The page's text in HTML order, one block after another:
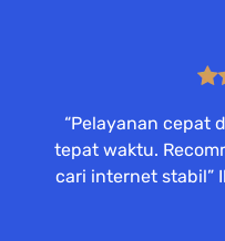
“Pelayanan cepat
tepat waktu.
cari internet stabil”